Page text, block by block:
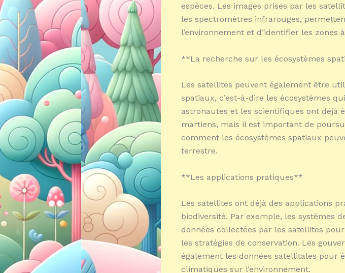
espèces. Les images prises par les
les spectromètres infrarouges,
l’environnement et d’identifier les zones
**La recherche sur les écosystèmes
Les satellites peuvent également être
spatiaux, c’est-à-dire les écosystèmes
astronautes et les scientifiques ont déjà
martiens, mais il est important de
comment les écosystèmes spatiaux
terrestre.
**Les applications pratiques**
Les satellites ont déjà des applications
biodiversité. Par exemple, les systèmes
données collectées par les satellites
les stratégies de conservation. Les
également les données satellitales pour
climatiques sur l’environnement.